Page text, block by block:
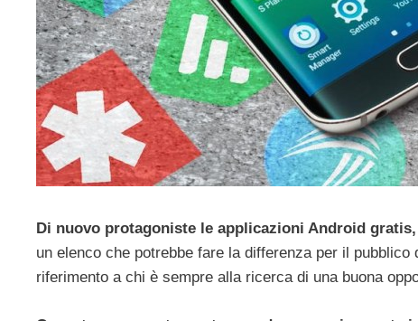
Di nuovo protagoniste le applicazioni Android gratis,
un elenco che potrebbe fare la differenza per il
riferimento a chi è sempre alla ricerca di una buona